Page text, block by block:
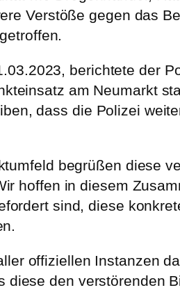
Verstöße gegen das
berichtete der
am Neumarkt
dass die Polizei
begrüßen diese
hoffen in diesem
sind, diese
offiziellen Instanzen
den verstörenden